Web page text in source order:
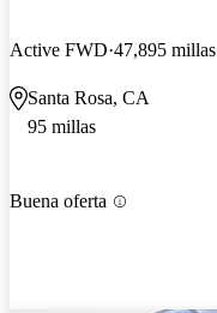
Active FWD 47,895 millas
Santa Rosa, CA
95 millas
Buena oferta